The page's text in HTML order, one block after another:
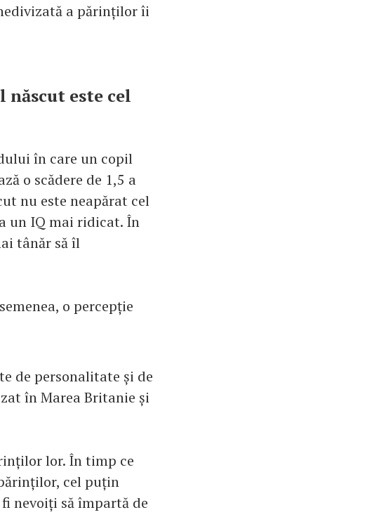
a părinților îi
este cel
în care un copil
o scădere de 1,5 a
nu este neapărat cel
un IQ mai ridicat. În
tânăr să îl
o percepție
de personalitate și de
în Marea Britanie și
lor. În timp ce
cel puțin
nevoiți să împartă de